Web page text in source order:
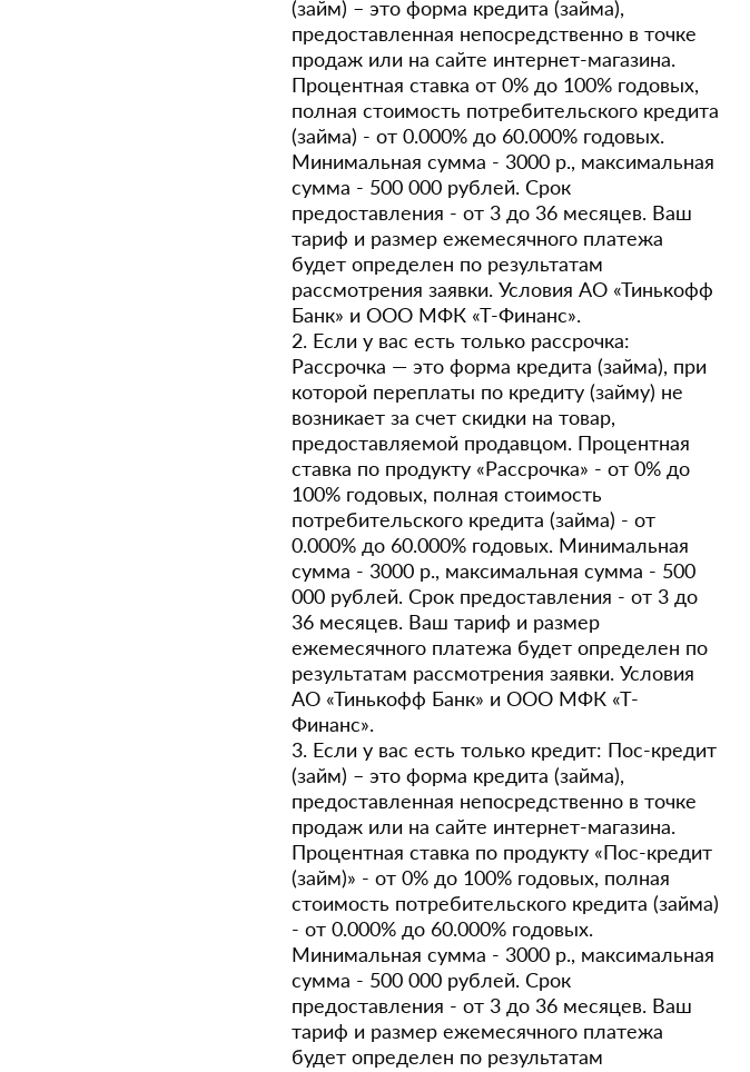
(займ) – это форма кредита (займа),
предоставленная непосредственно в точке
продаж или на сайте интернет-магазина.
Процентная ставка от 0% до 100% годовых,
полная стоимость потребительского кредита
(займа) - от 0.000% до 60.000% годовых.
Минимальная сумма - 3000 р., максимальная
сумма - 500 000 рублей. Срок
предоставления - от 3 до 36 месяцев. Ваш
тариф и размер ежемесячного платежа
будет определен по результатам
рассмотрения заявки. Условия АО «Тинькофф
Банк» и ООО МФК «Т-Финанс».
2. Если у вас есть только рассрочка:
Рассрочка — это форма кредита (займа), при
которой переплаты по кредиту (займу) не
возникает за счет скидки на товар,
предоставляемой продавцом. Процентная
ставка по продукту «Рассрочка» - от 0% до
100% годовых, полная стоимость
потребительского кредита (займа) - от
0.000% до 60.000% годовых. Минимальная
сумма - 3000 р., максимальная сумма - 500
000 рублей. Срок предоставления - от 3 до
36 месяцев. Ваш тариф и размер
ежемесячного платежа будет определен по
результатам рассмотрения заявки. Условия
АО «Тинькофф Банк» и ООО МФК «Т-
Финанс».
3. Если у вас есть только кредит: Пос-кредит
(займ) – это форма кредита (займа),
предоставленная непосредственно в точке
продаж или на сайте интернет-магазина.
Процентная ставка по продукту «Пос-кредит
(займ)» - от 0% до 100% годовых, полная
стоимость потребительского кредита (займа)
- от 0.000% до 60.000% годовых.
Минимальная сумма - 3000 р., максимальная
сумма - 500 000 рублей. Срок
предоставления - от 3 до 36 месяцев. Ваш
тариф и размер ежемесячного платежа
будет определен по результатам